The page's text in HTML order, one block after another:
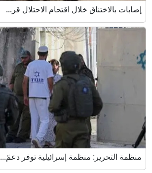
إصابات بالاختناق خلال اقتحام الاحتلال قر...
منظمة التحرير: منظمة إسرائيلية توفر دعمً...